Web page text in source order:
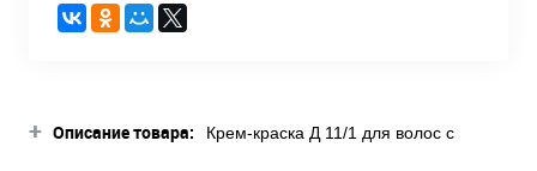
+ Описание товара:
Крем-краска Д 11/1 для волос с